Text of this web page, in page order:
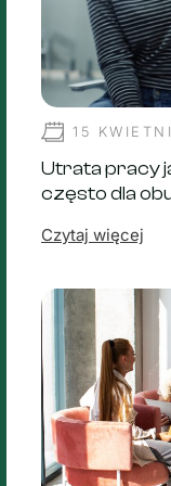
15
Utrata pracy
często dla
Czytaj więcej